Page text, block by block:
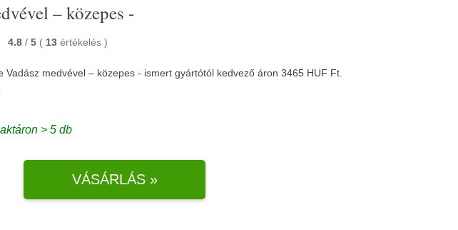
– közepes -
4.8 / 5 ( 13 értékelés)
Vadász medvével – közepes - ismert gyártótól kedvező áron 3465 HUF Ft.
> 5 db
VÁSÁRLÁS »